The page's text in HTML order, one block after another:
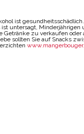
ist
ist untersagt, Minderjährigen
Getränke zu verkaufen oder
sollten Sie auf Snacks